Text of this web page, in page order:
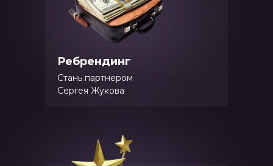
Ребрендинг
Стань партнером
Сергея Жукова